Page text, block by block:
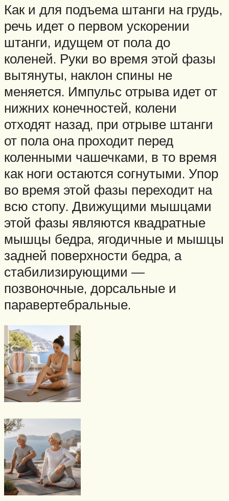
Как и для подъема штанги на грудь,
речь идет о первом ускорении
штанги, идущем от пола до
коленей. Руки во время этой фазы
вытянуты, наклон спины не
меняется. Импульс отрыва идет от
нижних конечностей, колени
отходят назад, при отрыве штанги
от пола она проходит перед
коленными чашечками, в то время
как ноги остаются согнутыми. Упор
во время этой фазы переходит на
всю стопу. Движущими мышцами
этой фазы являются квадратные
мышцы бедра, ягодичные и мышцы
задней поверхности бедра, а
стабилизирующими —
позвоночные, дорсальные и
паравертебральные.